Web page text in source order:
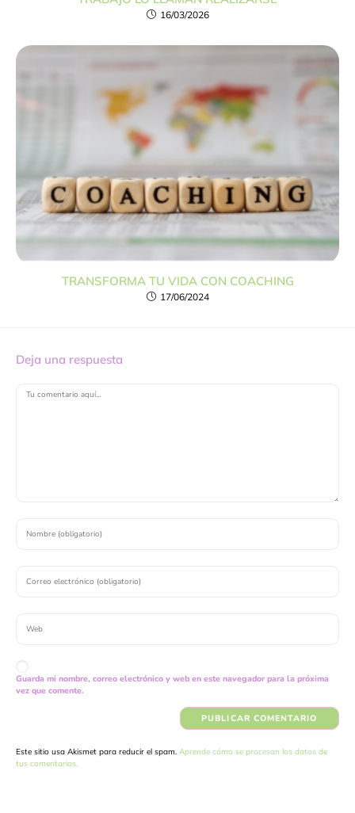
16/03/2026
TRANSFORMA TU VIDA CON COACHING
17/06/2024
Deja una respuesta
Guarda mi nombre, correo electrónico y web en este navegador para la próxima
vez que comente.
Este sitio usa Akismet para reducir el spam. Aprende cómo se procesan los datos de
tus comentarios.